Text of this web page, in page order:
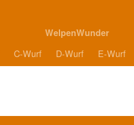
WelpenWunder
C-Wurf D-Wurf E-Wurf